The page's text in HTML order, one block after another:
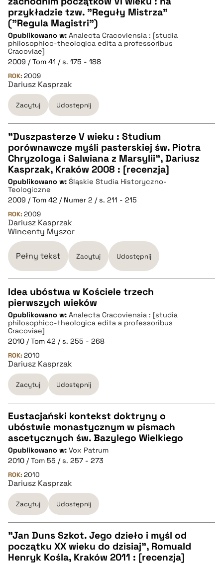
CZYSTY TEKST
pobierz cytat
BIBTEX
pobierz cytat
przykładzie tzw. "Reguły Mistrza"
("Regula Magistri")
Opublikowano w: Analecta Cracoviensia : [studia
philosophico-theologica edita a professoribus
Cracoviae]
2009 / Tom 41 / s. 175 - 188
ROK: 2009
Dariusz Kasprzak
Zacytuj Udostępnij
CZYSTY TEKST
pobierz cytat
BIBTEX
pobierz cytat
"Duszpasterze V wieku : Studium
porównawcze myśli pasterskiej św. Piotra
Chryzologa i Salwiana z Marsylii", Dariusz
Kasprzak, Kraków 2008 : [recenzja]
Opublikowano w: Śląskie Studia Historyczno-
Teologiczne
2009 / Tom 42 / Numer 2 / s. 211 - 215
ROK: 2009
Dariusz Kasprzak
Wincenty Myszor
Pełny tekst Zacytuj Udostępnij
CZYSTY TEKST
pobierz cytat
BIBTEX
pobierz cytat
Idea ubóstwa w Kościele trzech
pierwszych wieków
Opublikowano w: Analecta Cracoviensia : [studia
philosophico-theologica edita a professoribus
Cracoviae]
2010 / Tom 42 / s. 255 - 268
ROK: 2010
Dariusz Kasprzak
Zacytuj Udostępnij
CZYSTY TEKST
pobierz cytat
BIBTEX
pobierz cytat
Eustacjański kontekst doktryny o
ubóstwie monastycznym w pismach
ascetycznych św. Bazylego Wielkiego
Opublikowano w: Vox Patrum
2010 / Tom 55 / s. 257 - 273
ROK: 2010
Dariusz Kasprzak
Zacytuj Udostępnij
CZYSTY TEKST
"Jan Duns Szkot. Jego dzieło i myśl od
początku XX wieku do dzisiaj", Romuald
Henryk Kośla, Kraków 2011 : [recenzja]